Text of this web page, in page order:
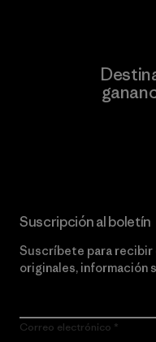
Suscripción al boletín
Suscríbete para
originales, información
Correo electrónico